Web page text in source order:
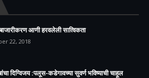
आणी हरवलेली सात्विकता
22, 2018
दिग्विजय :पलूस-कडेगावच्या सुवर्ण भविष्याची चाहूल